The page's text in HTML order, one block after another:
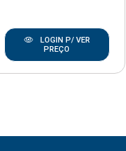
LOGIN P/ VER
PREÇO